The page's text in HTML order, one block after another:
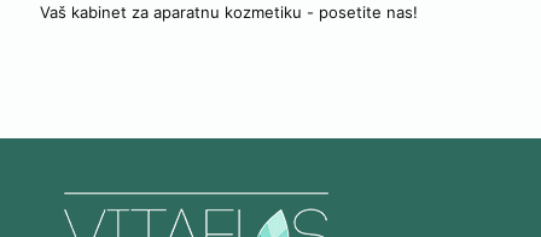
Vaš kabinet za aparatnu kozmetiku - posetite nas!